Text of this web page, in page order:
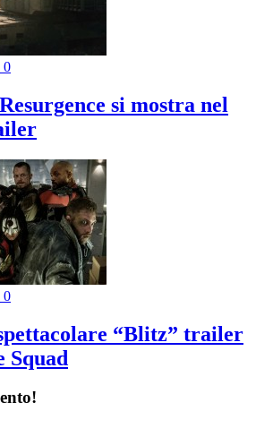
0
si mostra nel
0
“Blitz” trailer
Squad